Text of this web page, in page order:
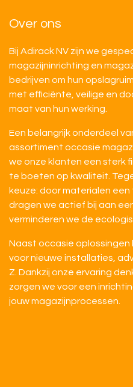
Over ons
Bij Adirack NV zijn we
magazijninrichting en
bedrijven om hun
met efficiënte, veilige en
maat van hun werking.
Een belangrijk onderdeel
assortiment occasie
we onze klanten een sterk
te boeten op kwaliteit.
keuze: door materialen
dragen we actief bij aan
verminderen we de
Naast occasie oplossingen
voor nieuwe installaties,
Z. Dankzij onze ervaring
zorgen we voor een
jouw magazijnprocessen.